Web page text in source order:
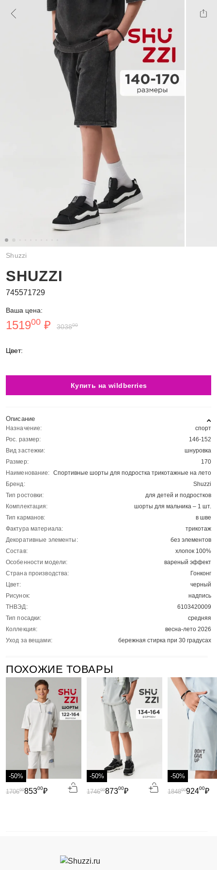
Shuzzi
SHUZZI
745571729
Ваша цена:
151900 ₽ 303800
Цвет:
Купить на wildberries
Описание
Назначение:
спорт
Рос. размер:
146-152
Вид застежки:
шнуровка
Размер:
170
Наименование: Спортивные шорты для подростка трикотажные на лето
Бренд:
Shuzzi
Тип ростовки:
для детей и подростков
Комплектация:
шорты для мальчика – 1 шт.
Тип карманов:
в шве
Фактура материала:
трикотаж
Декоративные элементы:
без элементов
Состав:
хлопок 100%
Особенности модели:
вареный эффект
Страна производства:
Гонконг
Цвет:
черный
Рисунок:
надпись
ТНВЭД:
6103420009
Тип посадки:
средняя
Коллекция:
весна-лето 2026
Уход за вещами:
бережная стирка при 30 градусах
ПОХОЖИЕ ТОВАРЫ
-50%
85300₽
170600
-50%
87300₽
174600
-50%
92400₽
184800